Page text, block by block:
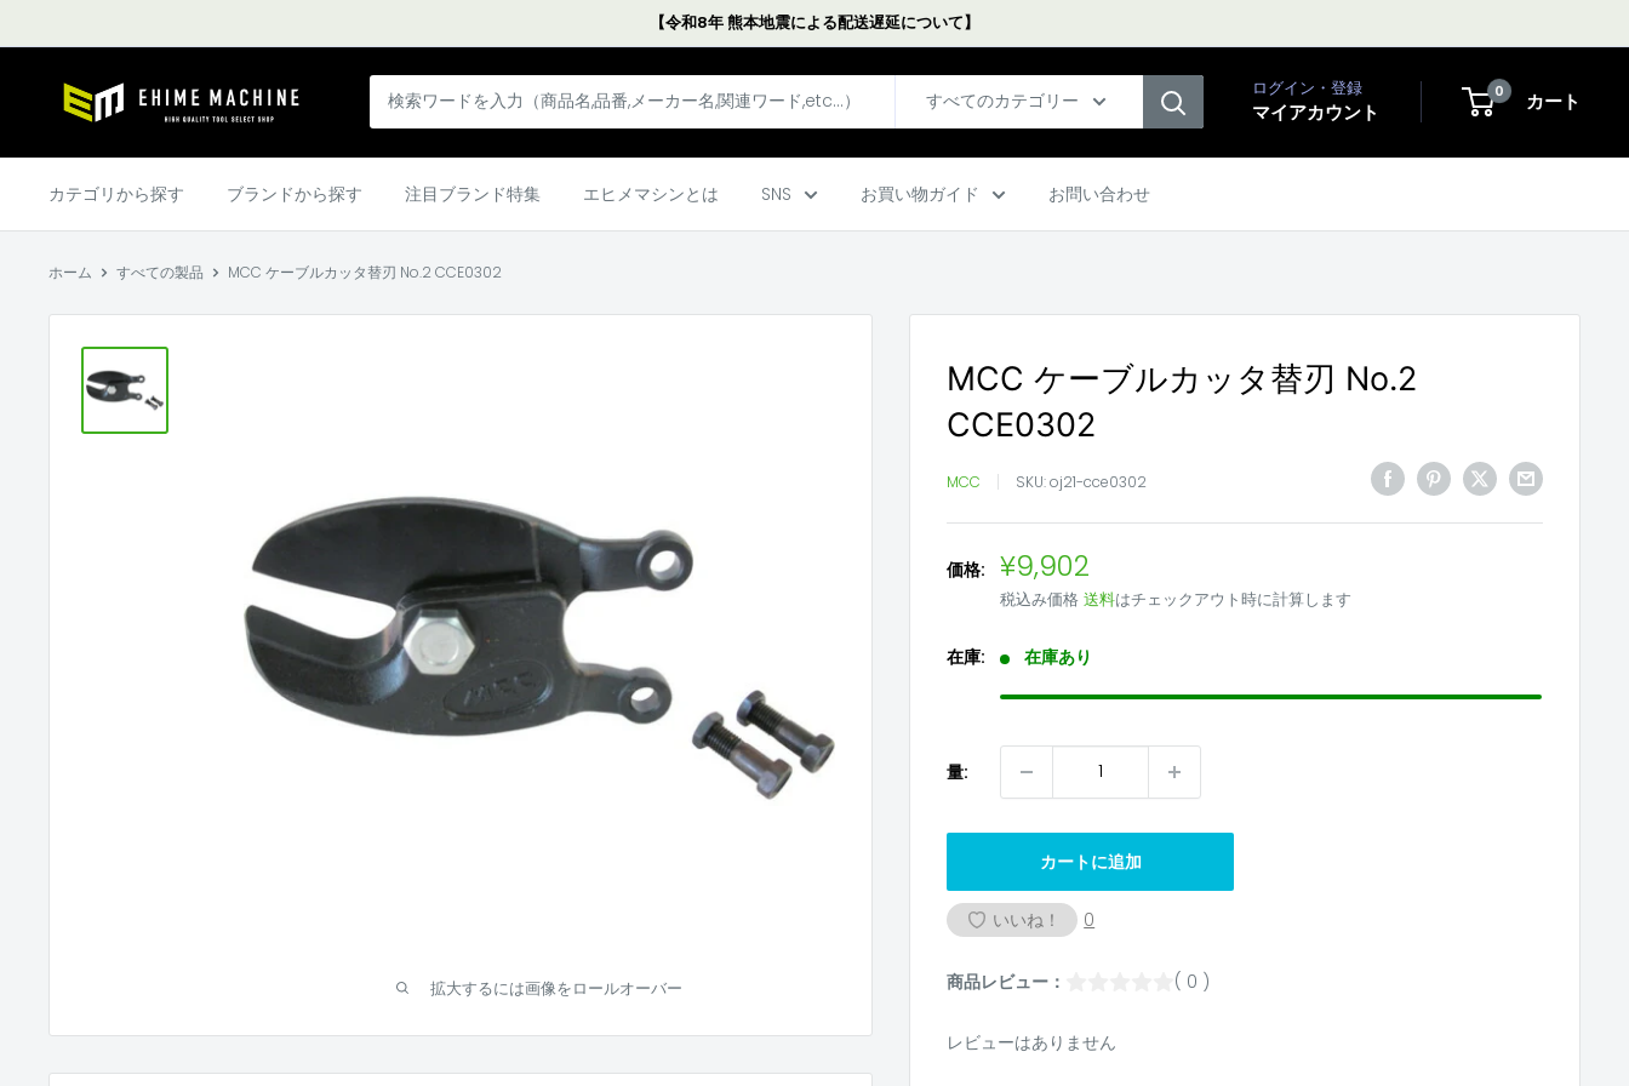
ン
キ
【令和8年 熊本地震による配送遅延について】
エ
ヒ
本
すべてのカテゴリー
ログイン・登録
マイアカウント
0 カート
カテゴリから探す ブランドから探す 注目ブランド特集 エヒメマシンとは SNS お買い物ガイド お問い合わせ
ホーム すべての製品 MCC ケーブルカッタ替刃 No.2 CCE0302
拡大するには画像をロールオーバー
MCC ケーブルカッタ替刃 No.2
CCE0302
MCC SKU:oj21-cce0302
価格: 販
売
価
格
¥9,902
税込み価格送料はチェックアウト時に計算します
在庫: 在庫あり
量:
カートに追加
いいね！ 0
商品レビュー： ( 0 )
レビューはありません